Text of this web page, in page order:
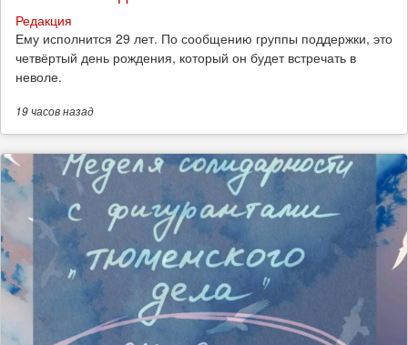
Редакция
Ему исполнится 29 лет. По сообщению группы поддержки, это
четвёртый день рождения, который он будет встречать в
неволе.
19 часовназад